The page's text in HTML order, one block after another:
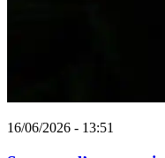
16/06/2026 - 13:51